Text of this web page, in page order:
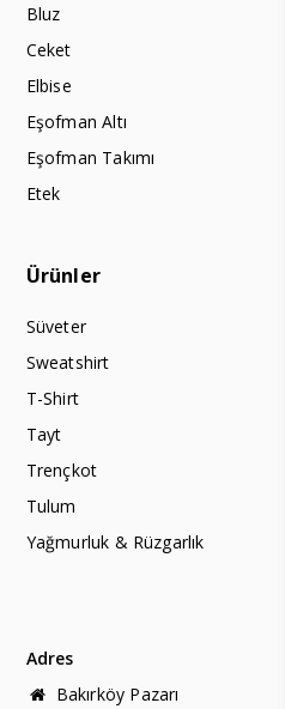
Bluz
Ceket
Elbise
Eşofman Altı
Eşofman Takımı
Etek
Ürünler
Süveter
Sweatshirt
T-Shirt
Tayt
Trençkot
Tulum
Yağmurluk & Rüzgarlık
Adres
Bakırköy Pazarı